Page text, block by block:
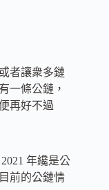
者讓衆多鏈
一條公鏈，
再好不過
年纔是公
前的公鏈情